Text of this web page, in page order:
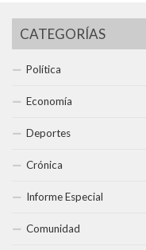
CATEGORÍAS
Política
Economía
Deportes
Crónica
Informe Especial
Comunidad